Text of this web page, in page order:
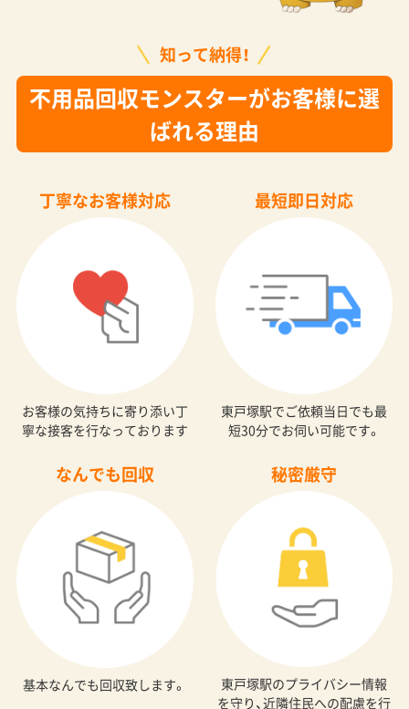
知って納得！
不用品回収モンスターがお客様に選
ばれる理由
丁寧なお客様対応
お客様の気持ちに寄り添い丁
寧な接客を行なっております
最短即日対応
東戸塚駅でご依頼当日でも最
短30分でお伺い可能です。
なんでも回収
基本なんでも回収致します。
秘密厳守
東戸塚駅のプライバシー情報
を守り、近隣住民への配慮を行